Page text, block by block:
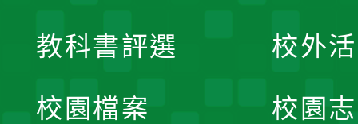
教科書評選
校園檔案
校外
校園